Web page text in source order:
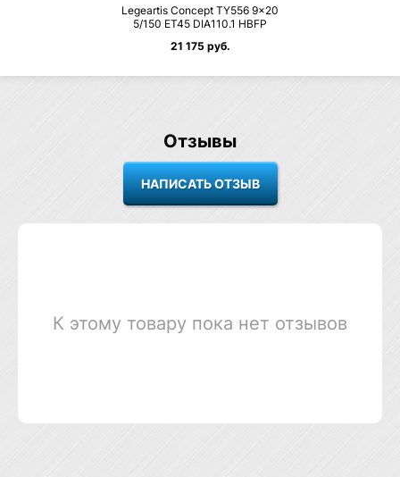
Legeartis Concept TY556 9×20
5/150 ET45 DIA110.1 HBFP
21 175 руб.
Отзывы
К этому товару пока нет отзывов